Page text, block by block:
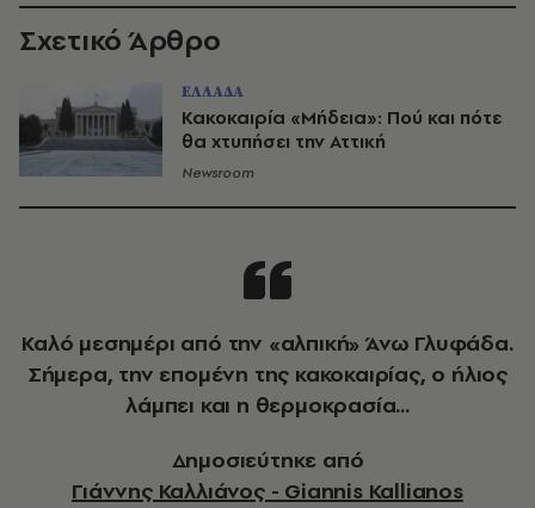
Σχετικό Άρθρο
ΕΛΛΑΔΑ
Κακοκαιρία «Μήδεια»: Πού και πότε
θα χτυπήσει την Αττική
Newsroom
Καλό μεσημέρι από την «αλπική» Άνω Γλυφάδα.
Σήμερα, την επομένη της κακοκαιρίας, ο ήλιος
λάμπει και η θερμοκρασία...
Δημοσιεύτηκε από
Γιάννης Καλλιάνος - Giannis Kallianos